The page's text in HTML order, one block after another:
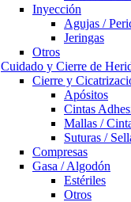
Inyección
Agujas /
Jeringas
Otros
Cuidado y Cierre de
Cierre y
Apósitos
Cintas
Mallas /
Suturas /
Compresas
Gasa / Algodón
Estériles
Otros